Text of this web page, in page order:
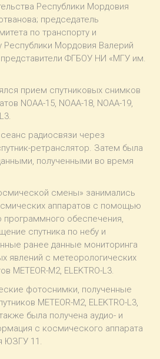
Республики Мордовия
председатель
по транспорту и
Республики Мордовия Валерий
ФГБОУ НИ «МГУ им.
прием спутниковых снимков
NOAA-15, NOAA-18, NOAA-19,
радиосвязи через
ретранслятор. Затем была
полученными во время
смены» занимались
аппаратов с помощью
программного обеспечения,
спутника по небу и
ранее данные мониторинга
явлений с метеорологических
METEOR-M2, ELEKTRO-L3.
фотоснимки, полученные
METEOR-M2, ELEKTRO-L3,
была получена аудио- и
с космического аппарата
ЮЗГУ 11.